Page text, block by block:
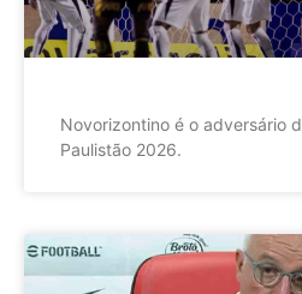
Novorizontino é o adversário
Paulistão 2026.